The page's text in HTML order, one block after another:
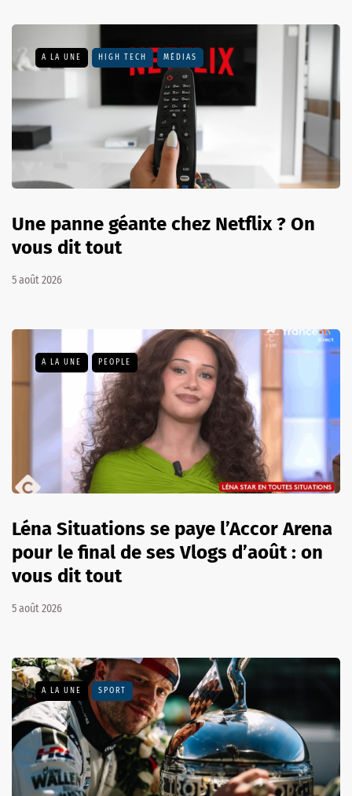
A LA UNE HIGH TECH MÉDIAS
Une panne géante chez Netflix ? On
vous dit tout
5 août 2026
A LA UNE PEOPLE
Léna Situations se paye l’Accor Arena
pour le final de ses Vlogs d’août : on
vous dit tout
5 août 2026
A LA UNE SPORT